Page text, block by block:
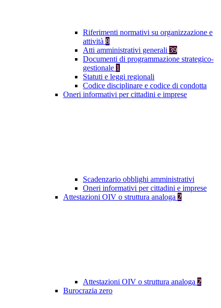
Riferimenti normativi su organizzazione e
attività 8
Atti amministrativi generali 39
Documenti di programmazione strategico-
gestionale 1
Statuti e leggi regionali
Codice disciplinare e codice di condotta
Oneri informativi per cittadini e imprese
Scadenzario obblighi amministrativi
Oneri informativi per cittadini e imprese
Attestazioni OIV o struttura analoga 2
Attestazioni OIV o struttura analoga 2
Burocrazia zero